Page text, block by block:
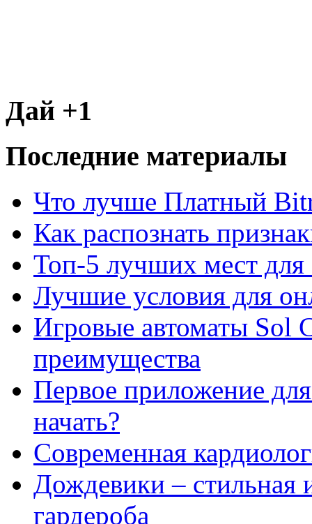
Дай +1
Последние материалы
Что лучше Платный
Как распознать
Топ-5 лучших мест для
Лучшие условия для
Игровые автоматы Sol
преимущества
Первое приложение
начать?
Современная
Дождевики – стильная
гардероба